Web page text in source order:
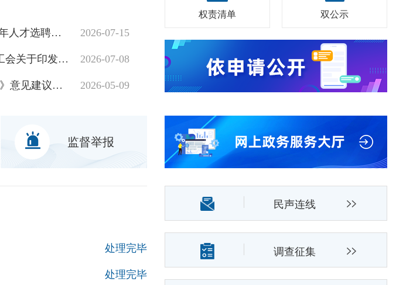
2026年度济南市园林和林业绿化局所属事业单位“泉优计划”优秀青年人才选聘拟聘用人员名单公示 2026-07-15
济南市园林和林业绿化局 济南市人力资源和社会保障局 济南市总工会关于印发《2026年“技耀泉城”海右技能人才大赛园林行业（菊花小景设计与营造）职业技能竞赛活动方案》的通知 2026-07-08
关于公开征求《济南市永久性绿地名录（第一批）（征求意见稿）》意见建议的公告 2026-05-09
权责清单 双公示
监督举报
处理完毕
处理完毕
民声连线
调查征集